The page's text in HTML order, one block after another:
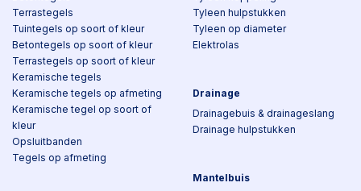
Terrastegels
Tuintegels op soort of kleur
Betontegels op soort of kleur
Terrastegels op soort of kleur
Keramische tegels
Keramische tegels op afmeting
Keramische tegel op soort of
kleur
Opsluitbanden
Tegels op afmeting
Tyleen hulpstukken
Tyleen op diameter
Elektrolas
Drainage
Drainagebuis & drainageslang
Drainage hulpstukken
Mantelbuis